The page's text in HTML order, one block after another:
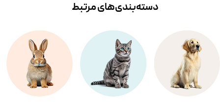
دسته‌بندی‌‌های مرتبط